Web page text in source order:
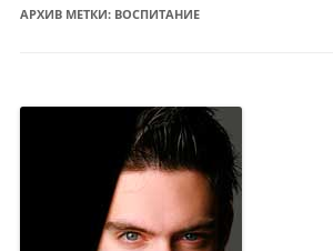
АРХИВ МЕТКИ: ВОСПИТАНИЕ